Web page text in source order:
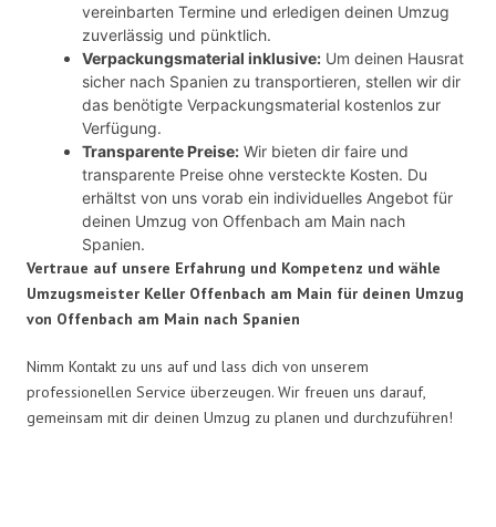
vereinbarten Termine und erledigen deinen Umzug
zuverlässig und pünktlich.
Verpackungsmaterial inklusive: Um deinen Hausrat
sicher nach Spanien zu transportieren, stellen wir dir
das benötigte Verpackungsmaterial kostenlos zur
Verfügung.
Transparente Preise: Wir bieten dir faire und
transparente Preise ohne versteckte Kosten. Du
erhältst von uns vorab ein individuelles Angebot für
deinen Umzug von Offenbach am Main nach
Spanien.
Vertraue auf unsere Erfahrung und Kompetenz und wähle
Umzugsmeister Keller Offenbach am Main für deinen Umzug
von Offenbach am Main nach Spanien
Nimm Kontakt zu uns auf und lass dich von unserem
professionellen Service überzeugen. Wir freuen uns darauf,
gemeinsam mit dir deinen Umzug zu planen und durchzuführen!